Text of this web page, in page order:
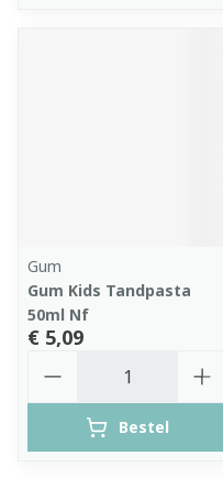
Gum
Gum Kids Tandpasta
50ml Nf
€ 5,09
Bestel